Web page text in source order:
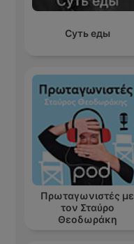
Суть еды
Πρωταγωνιστές με
τον Σταύρο
Θεοδωράκη